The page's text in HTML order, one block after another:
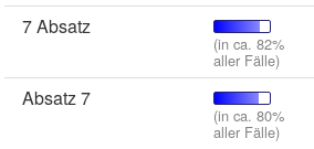
7 Absatz
(in ca. 82%
aller Fälle)
Absatz 7
(in ca. 80%
aller Fälle)